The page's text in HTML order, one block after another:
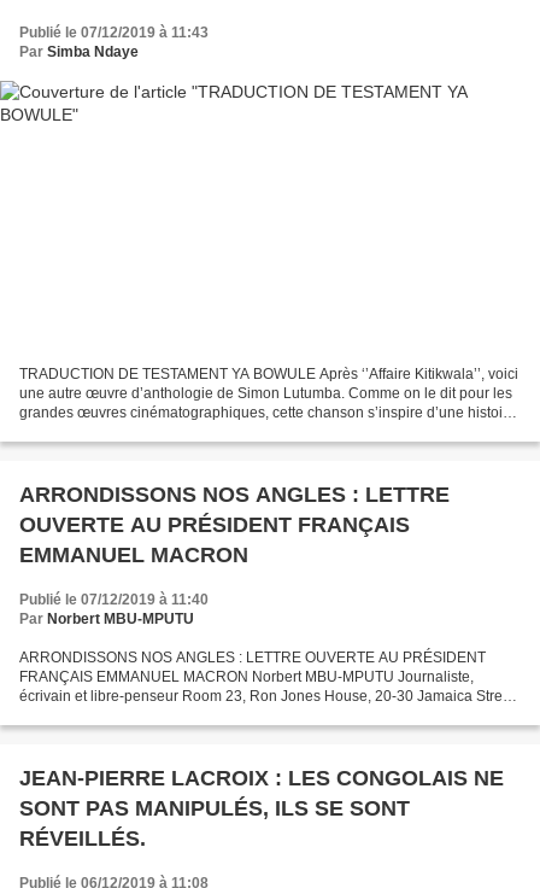
Publié le 07/12/2019 à 11:43
Par Simba Ndaye
TRADUCTION DE TESTAMENT YA BOWULE Après ‘’Affaire Kitikwala’’, voici
une autre œuvre d’anthologie de Simon Lutumba. Comme on le dit pour les
grandes œuvres cinématographiques, cette chanson s’inspire d’une histoire
ARRONDISSONS NOS ANGLES : LETTRE
OUVERTE AU PRÉSIDENT FRANÇAIS
EMMANUEL MACRON
Publié le 07/12/2019 à 11:40
Par Norbert MBU-MPUTU
ARRONDISSONS NOS ANGLES : LETTRE OUVERTE AU PRÉSIDENT
FRANÇAIS EMMANUEL MACRON Norbert MBU-MPUTU Journaliste,
écrivain et libre-penseur Room 23, Ron Jones House, 20-30 Jamaica Street,
JEAN-PIERRE LACROIX : LES CONGOLAIS NE
SONT PAS MANIPULÉS, ILS SE SONT
RÉVEILLÉS.
Publié le 06/12/2019 à 11:08